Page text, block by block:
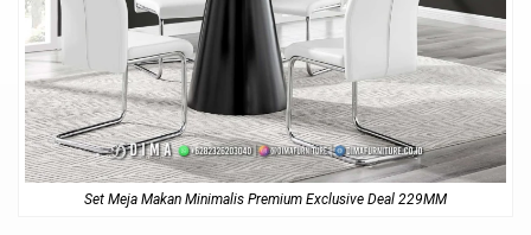
Set Meja Makan Minimalis Premium Exclusive Deal 229MM